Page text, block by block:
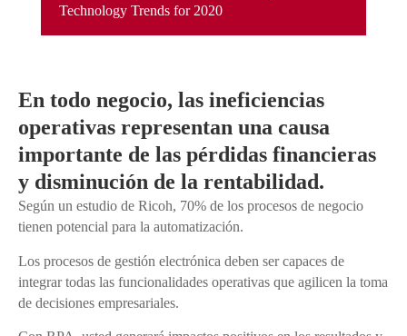
En todo negocio, las ineficiencias
operativas representan una causa
importante de las pérdidas financieras
y disminución de la rentabilidad.
Según un estudio de Ricoh, 70% de los procesos de negocio
tienen potencial para la automatización.
Los procesos de gestión electrónica deben ser capaces de
integrar todas las funcionalidades operativas que agilicen la toma
de decisiones empresariales.
Technology Trends for 2020